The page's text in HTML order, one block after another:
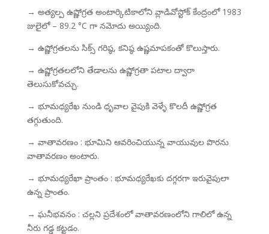
→ అత్యల్ప ఉష్ణోగ్రత అంటార్కిటికాలోని వ్లాడివోస్టోక్ కేంద్రంలో 1983
జులైలో – 89.2 °C గా నమోదు అయ్యింది.
→ ఉష్ణోగ్రతలను సిక్స్ గరిష్ఠ, కనిష్ఠ ఉష్ణమాపకంతో కొలుస్తారు.
→ ఉష్ణోగ్రతలలోని తేడాలను ఉష్ణోగ్రతా పటాల ద్వారా
తెలుసుకోవచ్చు.
→ భూమధ్యరేఖ నుండి ధృవాల వైపుకి వెళ్ళే కొలదీ ఉష్ణోగ్రత
తగ్గుతుంది.
→ వాతావరణం : భూమిని ఆవరించియున్న వాయువుల పొరను
వాతావరణం అంటారు.
→ భూమధ్యరేఖా ప్రాంతం : భూమధ్యరేఖకు దగ్గరగా ఇరువైపులా
ఉన్న ప్రాంతం.
→ ఘనీభవనం : చల్లని ప్రదేశంలో వాతావరణంలోని గాలిలో ఉన్న
నీరు గడ్డ కట్టడం.